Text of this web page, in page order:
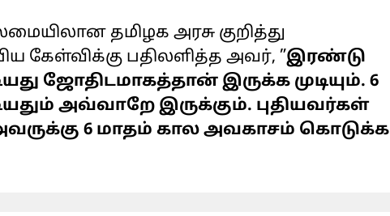
தமிழக அரசு குறித்து
கேள்விக்கு பதிலளித்த அவர், ”இரண்டு
ஜோதிடமாகத்தான் இருக்க முடியும். 6
அவ்வாறே இருக்கும். புதியவர்கள்
6 மாதம் கால அவகாசம் கொடுக்க